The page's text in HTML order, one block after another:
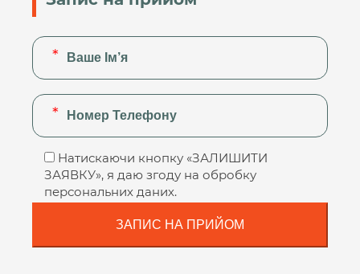
Натискаючи кнопку «ЗАЛИШИТИ
ЗАЯВКУ», я даю згоду на обробку
персональних даних.